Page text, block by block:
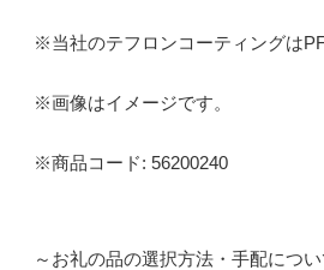
※当社のテフロンコーティングは
※画像はイメージです。
※商品コード: 56200240
～お礼の品の選択方法・手配に